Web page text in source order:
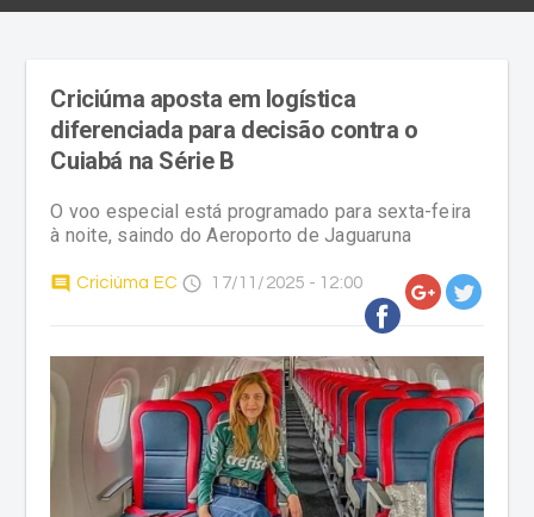
Criciúma aposta em logística
diferenciada para decisão contra o
Cuiabá na Série B
O voo especial está programado para sexta-feira
à noite, saindo do Aeroporto de Jaguaruna
comment Criciúma EC access_time 17/11/2025 - 12:00